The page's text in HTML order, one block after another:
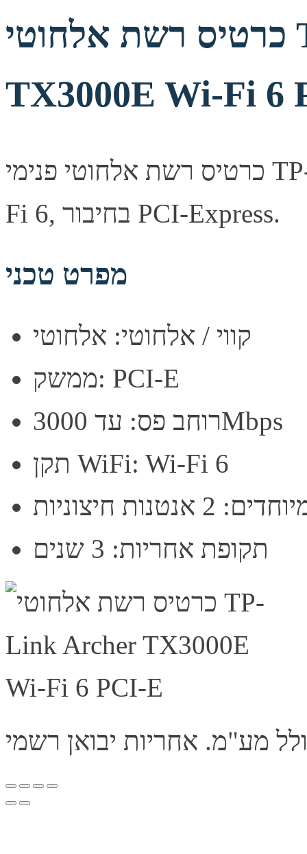
כרטיס רשת אלחוטי TP-Link Archer
TX3000E Wi-Fi 6
כרטיס רשת אלחוטי פנימי TP-Link Archer TX3000E, תקן Wi-
Fi 6, בחיבור PCI-Express.
מפרט טכני
קווי / אלחוטי: אלחוטי
ממשק: PCI-E
רוחב פס: עד 3000Mbps
תקן WiFi: Wi-Fi 6
חיצוניות
תקופת אחריות: 3 שנים